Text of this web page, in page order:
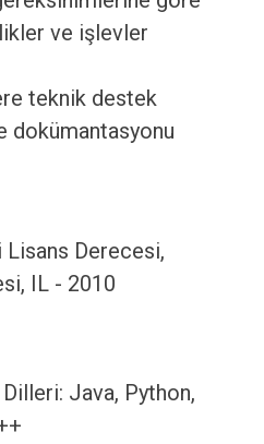
ve işlevler
teknik destek
dokümantasyonu
Derecesi,
IL - 2010
Java, Python,